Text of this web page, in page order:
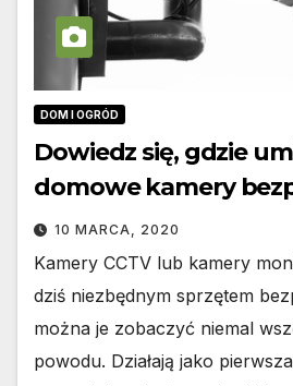
DOM I OGRÓD
Dowiedz się, gdzie
domowe kamery
10 MARCA, 2020
Kamery CCTV lub kamery
dziś niezbędnym sprzętem
można je zobaczyć niemal
powodu. Działają jako